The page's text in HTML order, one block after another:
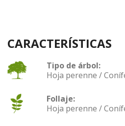
CARACTERÍSTICAS
Tipo de árbol:
Hoja perenne /
Follaje:
Hoja perenne /